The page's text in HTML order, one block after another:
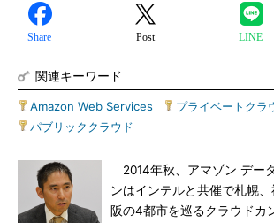
Share Post LINE
関連キーワード
Amazon Web Services プライベートクラ
パブリッククラウド
2014年秋、アマゾン デー
ンはインテルと共催で札幌
阪の4都市を巡るクラウドカ